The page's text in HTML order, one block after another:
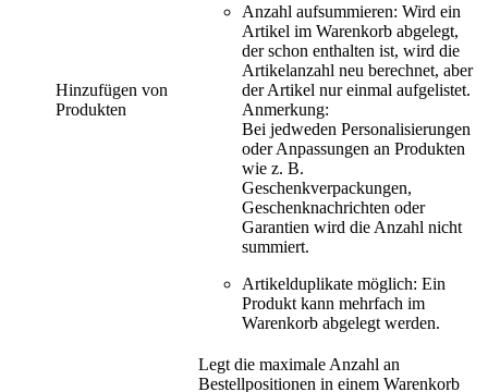
Hinzufügen von
Produkten
Anzahl aufsummieren: Wird ein
Artikel im Warenkorb abgelegt,
der schon enthalten ist, wird die
Artikelanzahl neu berechnet, aber
der Artikel nur einmal aufgelistet.
Anmerkung:
Bei jedweden Personalisierungen
oder Anpassungen an Produkten
wie z. B.
Geschenkverpackungen,
Geschenknachrichten oder
Garantien wird die Anzahl nicht
summiert.
Artikelduplikate möglich: Ein
Produkt kann mehrfach im
Warenkorb abgelegt werden.
Legt die maximale Anzahl an
Bestellpositionen in einem Warenkorb